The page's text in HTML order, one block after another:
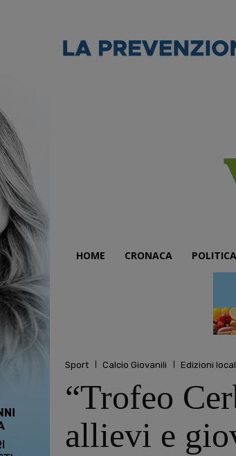
HOME CRONACA POLITICA
Sport Calcio Giovanili Edizioni
“Trofeo
allievi e